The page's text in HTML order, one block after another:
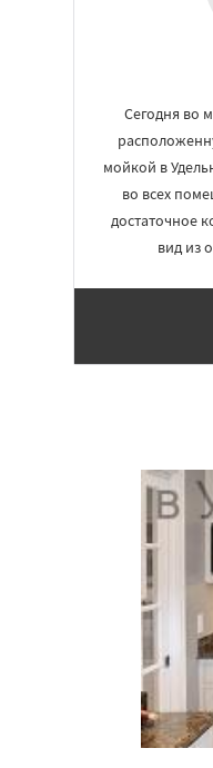
Сегодня во
мойкой в
во всех
достаточное
вид из